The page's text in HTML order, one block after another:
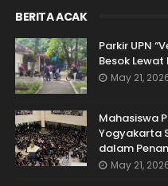
BERITA ACAK
Parkir UPN
Besok
May 21,
Mahasiswa
Yogyakarta
dalam
May 21,